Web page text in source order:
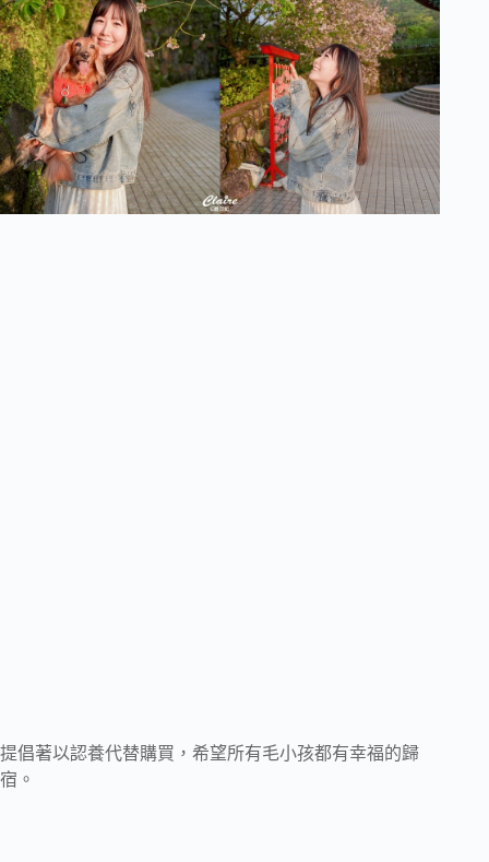
提倡著以認養代替購買，希望所有毛小孩都有幸福的歸
宿。